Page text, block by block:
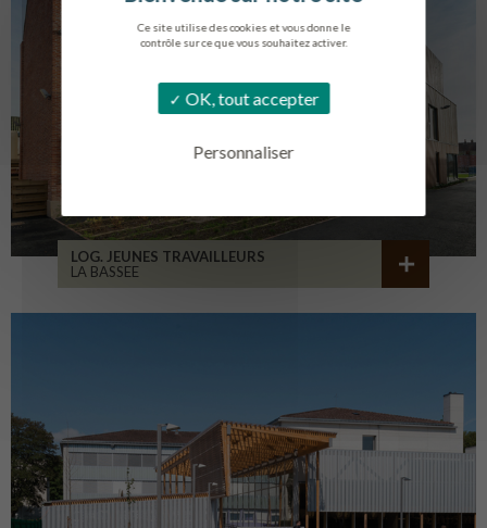
Ce site utilise des cookies et vous donne le
contrôle sur ce que vous souhaitez activer.
OK, tout accepter
Personnaliser
LOG. JEUNES TRAVAILLEURS
LA BASSEE